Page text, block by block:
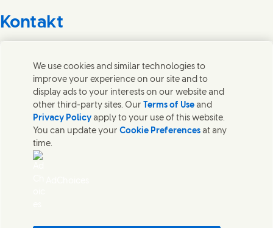
Kontakt
helfen gerne bei Fragen.
Kontakt
Datenschutzhinweis
Nutzungsbedingungen
Cookie Information
Pflichtangaben
We use cookies and similar technologies to
improve your experience on our site and to
display ads to your interests on our website and
other third-party sites. Our Terms of Use and
Privacy Policy apply to your use of this website.
You can update yourCookie Preferences at any
time.